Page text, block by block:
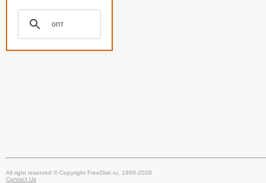
All right reserved © Copyright FreeDisk.ru, 1999-2026
Contact Us